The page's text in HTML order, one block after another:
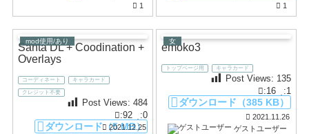
1
1
mod使用/あり
Santa DL + Coodination +
Overlays
コーディネート
キャラカード
クレジット不要
Post Views: 484
:92
:0
2021.12.25
ダウンロード（5 MB）
女
emoko3
トップページ用 キャラカード
Post Views: 135
:16
:1
2021.11.26
ゲストユーザー
ダウンロード（385 KB）